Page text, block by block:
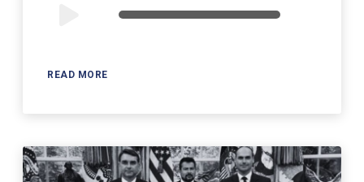
READ MORE